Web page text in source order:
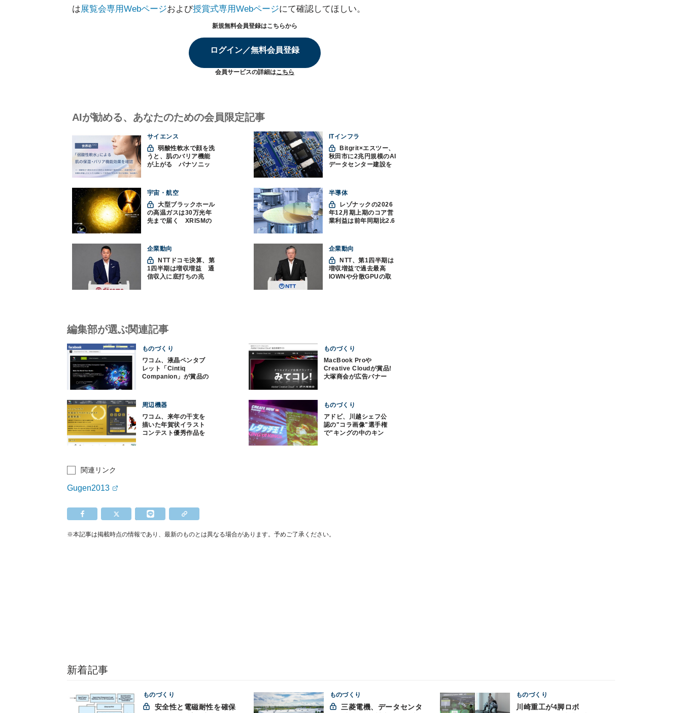
は展覧会専用Webページおよび授賞式専用Webページにて確認してほしい。
新規無料会員登録はこちらから
ログイン／無料会員登録
会員サービスの詳細はこちら
AIが勧める、あなたのための会員限定記事
サイエンス
弱酸性軟水で顔を洗
うと、肌のバリア機能
が上がる パナソニッ
ITインフラ
秋田市に2兆円規模のAI
データセンター建設を
宇宙・航空
大型ブラックホール
の高温ガスは30万光年
先まで届く XRISMの
半導体
年12月期上期のコア営
業利益は前年同期比2.6
企業動向
1四半期は増収増益 通
信収入に底打ちの兆
企業動向
増収増益で過去最高
IOWNや分散GPUの取
編集部が選ぶ関連記事
ものづくり
ワコム、液晶ペンタブ
レット「Cintiq
Companion」が賞品の
ものづくり
MacBook Proや
Creative Cloudが賞品!
大塚商会が広告バナー
周辺機器
ワコム、来年の干支を
描いた年賀状イラスト
コンテスト優秀作品を
ものづくり
アドビ、川越シェフ公
認の"コラ画像"選手権
で"キングの中のキン
関連リンク
Gugen2013
※本記事は掲載時点の情報であり、最新のものとは異なる場合があります。予めご了承ください。
新着記事
ものづくり ものづくり
三菱電機、データセンタ
ものづくり
川崎重工が4脚ロボ